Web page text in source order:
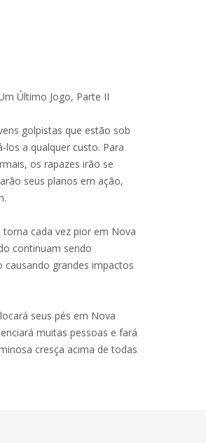
Último Jogo, Parte II
golpistas que estão sob
a qualquer custo. Para
os rapazes irão se
seus planos em ação,
cada vez pior em Nova
continuam sendo
grandes impactos
seus pés em Nova
muitas pessoas e fará
cresça acima de todas